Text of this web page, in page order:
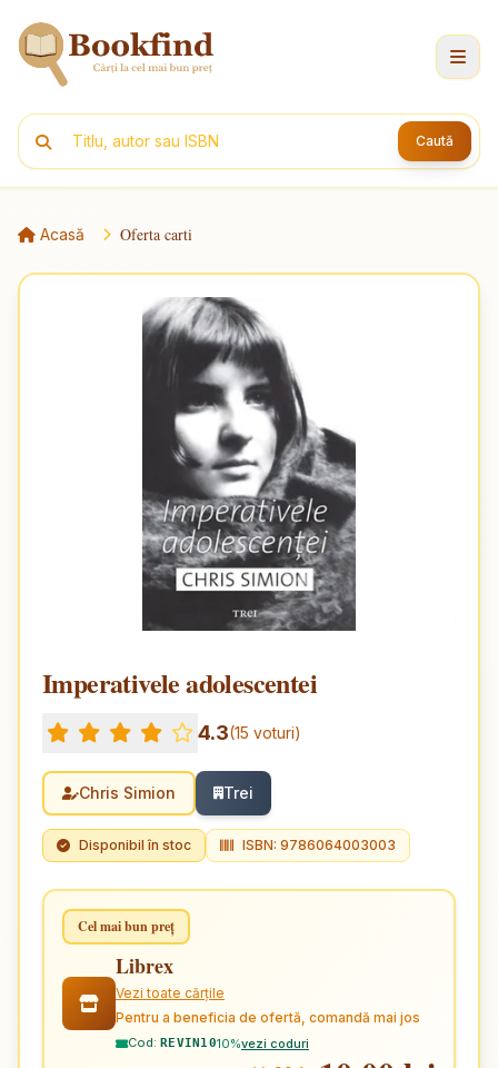
Caută
Acasă Oferta carti
Imperativele adolescentei
4.3(15 voturi)
Chris Simion Trei
Disponibil în stoc ISBN: 9786064003003
Cel mai bun preț
Librex
Vezi toate cărțile
Pentru a beneficia de ofertă, comandă mai jos
Cod: REVIN1010%vezi coduri